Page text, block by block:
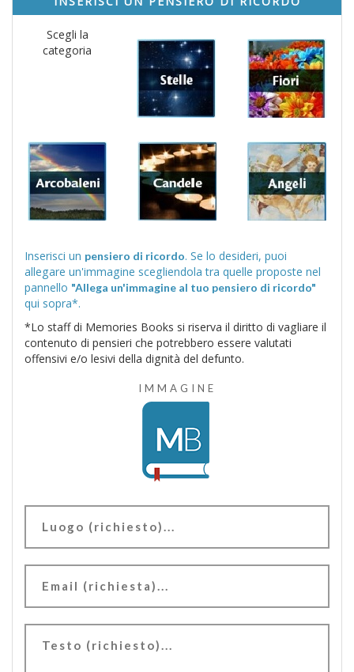
Scegli la
categoria
Inserisci un pensiero di ricordo. Se lo desideri, puoi
allegare un'immagine scegliendola tra quelle proposte nel
pannello "Allega un'immagine al tuo pensiero di ricordo"
qui sopra*.
*Lo staff di Memories Books si riserva il diritto di vagliare il
contenuto di pensieri che potrebbero essere valutati
offensivi e/o lesivi della dignità del defunto.
IMMAGINE